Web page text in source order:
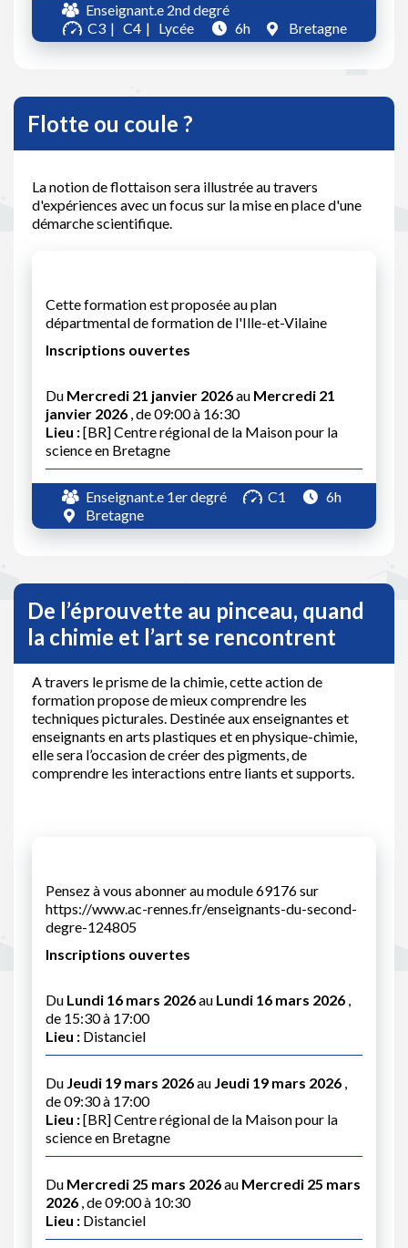
Enseignant.e 2nd degré
C3
C4 Lycée 6h Bretagne
Flotte ou coule ?
La notion de flottaison sera illustrée au travers
d'expériences avec un focus sur la mise en place d'une
démarche scientifique.
Cette formation est proposée au plan
départmental de formation de l'Ille-et-Vilaine
Inscriptions ouvertes
Du Mercredi 21 janvier 2026au Mercredi 21
janvier 2026 , de 09:00 à 16:30
Lieu :[BR] Centre régional de la Maison pour la
science en Bretagne
Enseignant.e 1er degré C1
6h
Bretagne
De l’éprouvette au pinceau, quand
la chimie et l’art se rencontrent
A travers le prisme de la chimie, cette action de
formation propose de mieux comprendre les
techniques picturales. Destinée aux enseignantes et
enseignants en arts plastiques et en physique-chimie,
elle sera l’occasion de créer des pigments, de
comprendre les interactions entre liants et supports.
Pensez à vous abonner au module 69176 sur
https://www.ac-rennes.fr/enseignants-du-second-
degre-124805
Inscriptions ouvertes
Du Lundi 16 mars 2026au Lundi 16 mars 2026 ,
de 15:30 à 17:00
Lieu : Distanciel
Du Jeudi 19 mars 2026au Jeudi 19 mars 2026 ,
de 09:30 à 17:00
Lieu :[BR] Centre régional de la Maison pour la
science en Bretagne
Du Mercredi 25 mars 2026au Mercredi 25 mars
2026 , de 09:00 à 10:30
Lieu : Distanciel